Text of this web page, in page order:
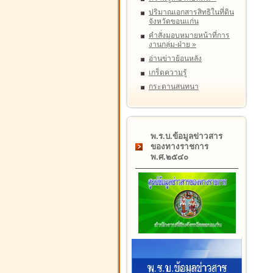
ปริมาณเอกสารสิทธิในที่ดิน
จังหวัดขอนแก่น
คำสั่งมอบหมายหน้าที่การ
งานกลุ่ม-ฝ่าย »
อ่านข่าวย้อนหลัง
เกร็ดความรู้
กระดานสนทนา
พ.ร.บ.ข้อมูลข่าวสาร
ของทางราชการ
พ.ศ.๒๕๔๐